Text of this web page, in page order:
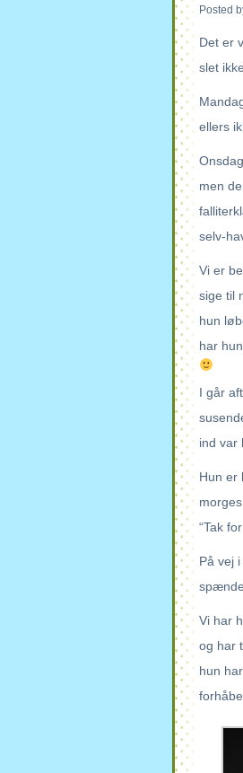
Posted
Det er
slet
ellers
men
selv-
Vi er
sige til
hun
har
I går
ind var
Hun er
“Tak
På vej
Vi har
og har
hun